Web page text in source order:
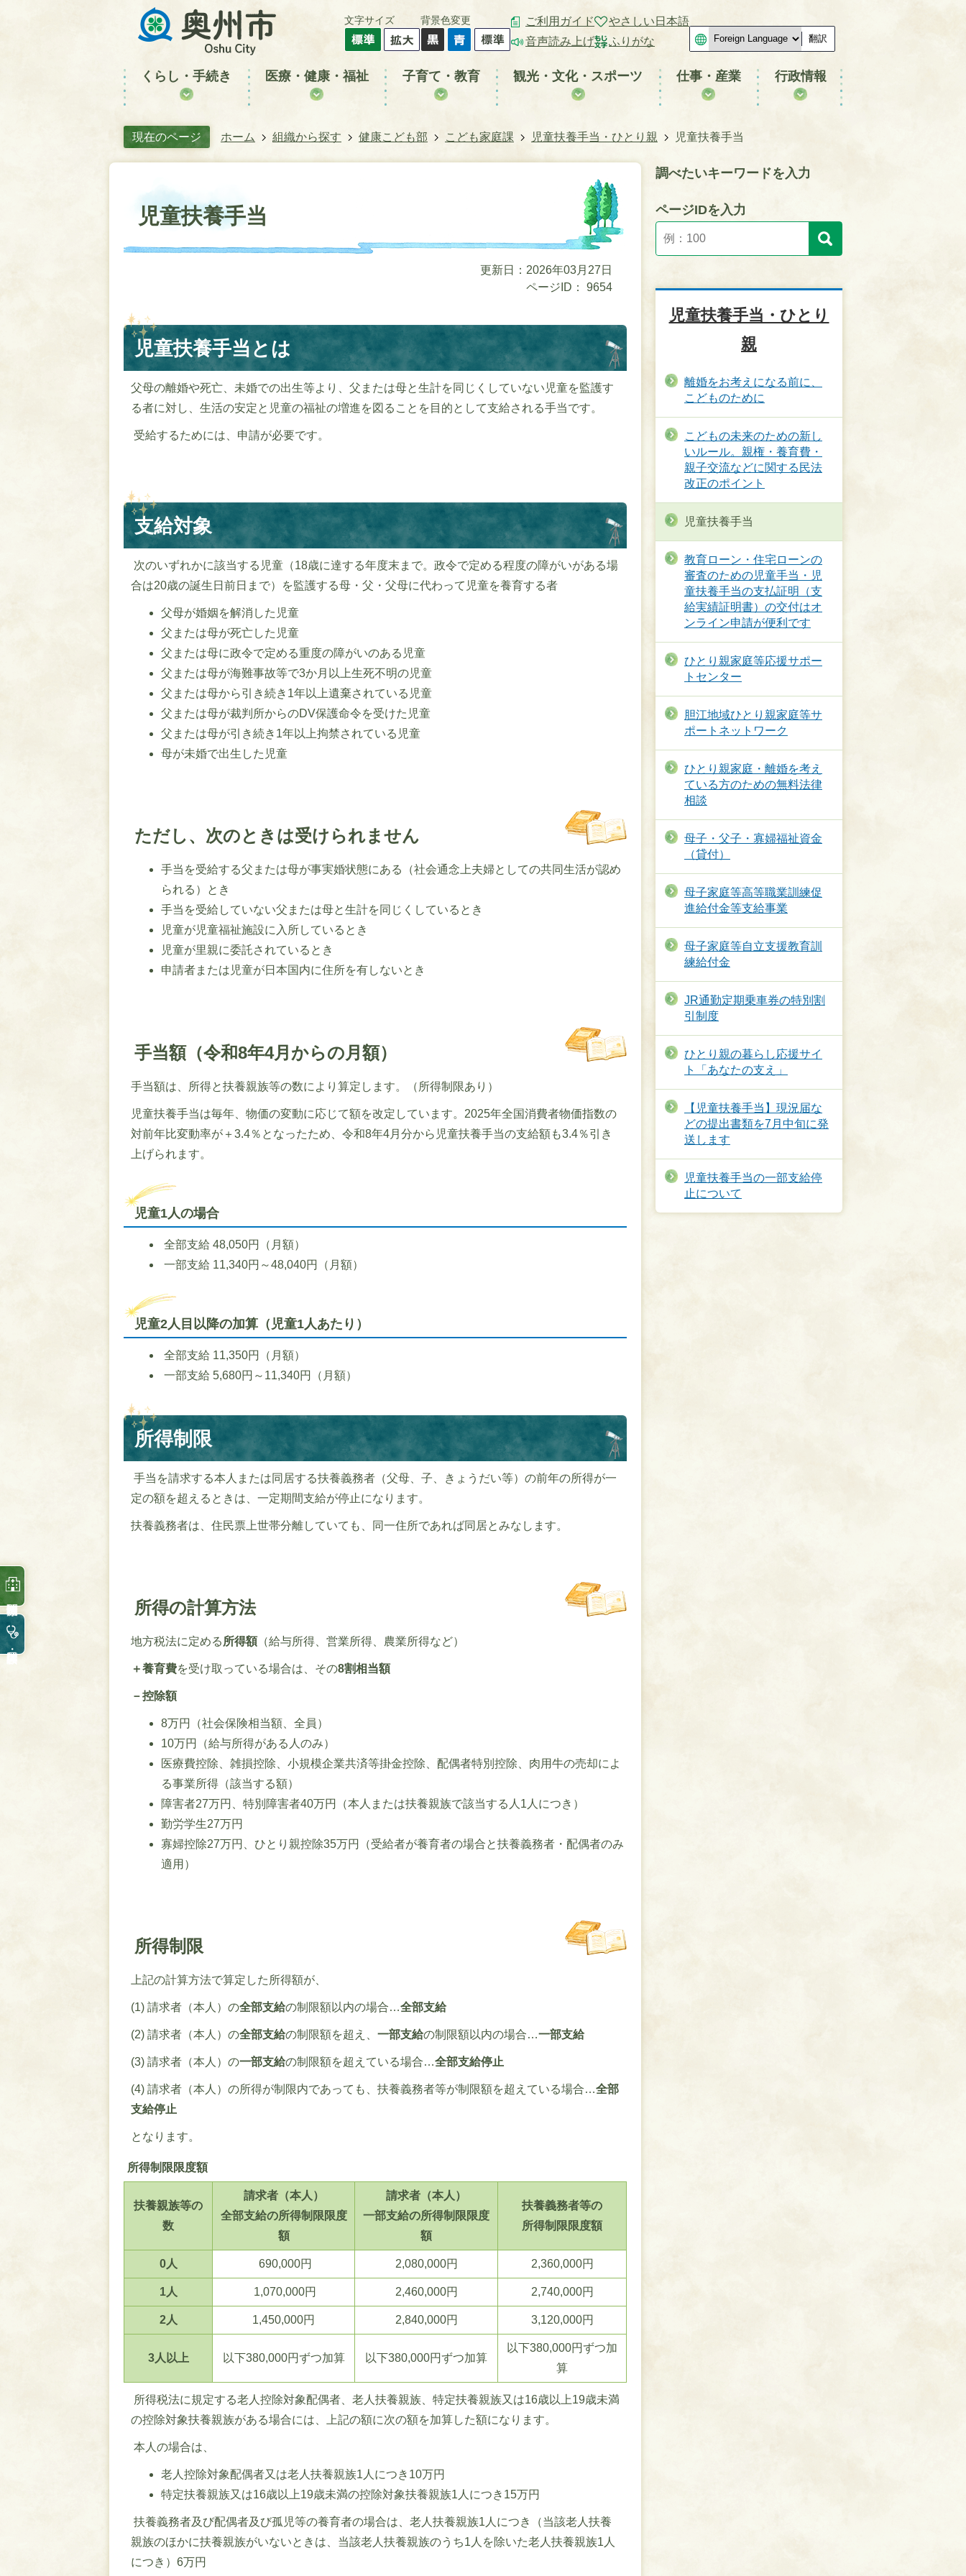
文字サイズ 背景色変更
ご利用ガイド
音声読み上げ
やさしい日本語
ふりがな
翻訳
くらし・手続き 医療・健康・福祉 子育て・教育 観光・文化・スポーツ 仕事・産業 行政情報
現在のページ ホーム 組織から探す 健康こども部 こども家庭課 児童扶養手当・ひとり親 児童扶養手当
児童扶養手当
更新日：2026年03月27日
ページID：
9654
児童扶養手当とは
父母の離婚や死亡、未婚での出生等より、父または母と生計を同じくしていない児童を監護す
る者に対し、生活の安定と児童の福祉の増進を図ることを目的として支給される手当です。
受給するためには、申請が必要です。
支給対象
次のいずれかに該当する児童（18歳に達する年度末まで。政令で定める程度の障がいがある場
合は20歳の誕生日前日まで）を監護する母・父・父母に代わって児童を養育する者
父母が婚姻を解消した児童
父または母が死亡した児童
父または母に政令で定める重度の障がいのある児童
父または母が海難事故等で3か月以上生死不明の児童
父または母から引き続き1年以上遺棄されている児童
父または母が裁判所からのDV保護命令を受けた児童
父または母が引き続き1年以上拘禁されている児童
母が未婚で出生した児童
ただし、次のときは受けられません
手当を受給する父または母が事実婚状態にある（社会通念上夫婦としての共同生活が認め
られる）とき
手当を受給していない父または母と生計を同じくしているとき
児童が児童福祉施設に入所しているとき
児童が里親に委託されているとき
申請者または児童が日本国内に住所を有しないとき
手当額（令和8年4月からの月額）
手当額は、所得と扶養親族等の数により算定します。（所得制限あり）
児童扶養手当は毎年、物価の変動に応じて額を改定しています。2025年全国消費者物価指数の
対前年比変動率が＋3.4％となったため、令和8年4月分から児童扶養手当の支給額も3.4％引き
上げられます。
児童1人の場合
全部支給 48,050円（月額）
一部支給 11,340円～48,040円（月額）
児童2人目以降の加算（児童1人あたり）
全部支給 11,350円（月額）
一部支給 5,680円～11,340円（月額）
所得制限
手当を請求する本人または同居する扶養義務者（父母、子、きょうだい等）の前年の所得が一
定の額を超えるときは、一定期間支給が停止になります。
扶養義務者は、住民票上世帯分離していても、同一住所であれば同居とみなします。
所得の計算方法
地方税法に定める 所得額（給与所得、営業所得、農業所得など）
＋養育費を受け取っている場合は、その8割相当額
－控除額
8万円（社会保険相当額、全員）
10万円（給与所得がある人のみ）
医療費控除、雑損控除、小規模企業共済等掛金控除、配偶者特別控除、肉用牛の売却によ
る事業所得（該当する額）
障害者27万円、特別障害者40万円（本人または扶養親族で該当する人1人につき）
勤労学生27万円
寡婦控除27万円、ひとり親控除35万円（受給者が養育者の場合と扶養義務者・配偶者のみ
適用）
所得制限
上記の計算方法で算定した所得額が、
(1) 請求者（本人）の全部支給の制限額以内の場合…全部支給
(2) 請求者（本人）の全部支給の制限額を超え、 一部支給の制限額以内の場合…一部支給
(3) 請求者（本人）の一部支給の制限額を超えている場合…全部支給停止
(4) 請求者（本人）の所得が制限内であっても、扶養義務者等が制限額を超えている場合…全部
支給停止
となります。
所得制限限度額
扶養親族等の
数
請求者（本人）
全部支給の所得制限限度
額
請求者（本人）
一部支給の所得制限限度
額
扶養義務者等の
所得制限限度額
0人 690,000円 2,080,000円 2,360,000円
1人 1,070,000円 2,460,000円 2,740,000円
2人 1,450,000円 2,840,000円 3,120,000円
3人以上 以下380,000円ずつ加算 以下380,000円ずつ加算
以下380,000円ずつ加
算
所得税法に規定する老人控除対象配偶者、老人扶養親族、特定扶養親族又は16歳以上19歳未満
の控除対象扶養親族がある場合には、上記の額に次の額を加算した額になります。
本人の場合は、
老人控除対象配偶者又は老人扶養親族1人につき10万円
特定扶養親族又は16歳以上19歳未満の控除対象扶養親族1人につき15万円
扶養義務者及び配偶者及び孤児等の養育者の場合は、老人扶養親族1人につき（当該老人扶養
親族のほかに扶養親族がいないときは、当該老人扶養親族のうち1人を除いた老人扶養親族1人
につき）6万円
調べたいキーワードを入力
ページIDを入力
児童扶養手当・ひとり
親
離婚をお考えになる前に、
こどものために
こどもの未来のための新し
いルール。親権・養育費・
親子交流などに関する民法
改正のポイント
児童扶養手当
教育ローン・住宅ローンの
審査のための児童手当・児
童扶養手当の支払証明（支
給実績証明書）の交付はオ
ンライン申請が便利です
ひとり親家庭等応援サポー
トセンター
胆江地域ひとり親家庭等サ
ポートネットワーク
ひとり親家庭・離婚を考え
ている方のための無料法律
相談
母子・父子・寡婦福祉資金
（貸付）
母子家庭等高等職業訓練促
進給付金等支給事業
母子家庭等自立支援教育訓
練給付金
JR通勤定期乗車券の特別割
引制度
ひとり親の暮らし応援サイ
ト「あなたの支え」
【児童扶養手当】現況届な
どの提出書類を7月中旬に発
送します
児童扶養手当の一部支給停
止について